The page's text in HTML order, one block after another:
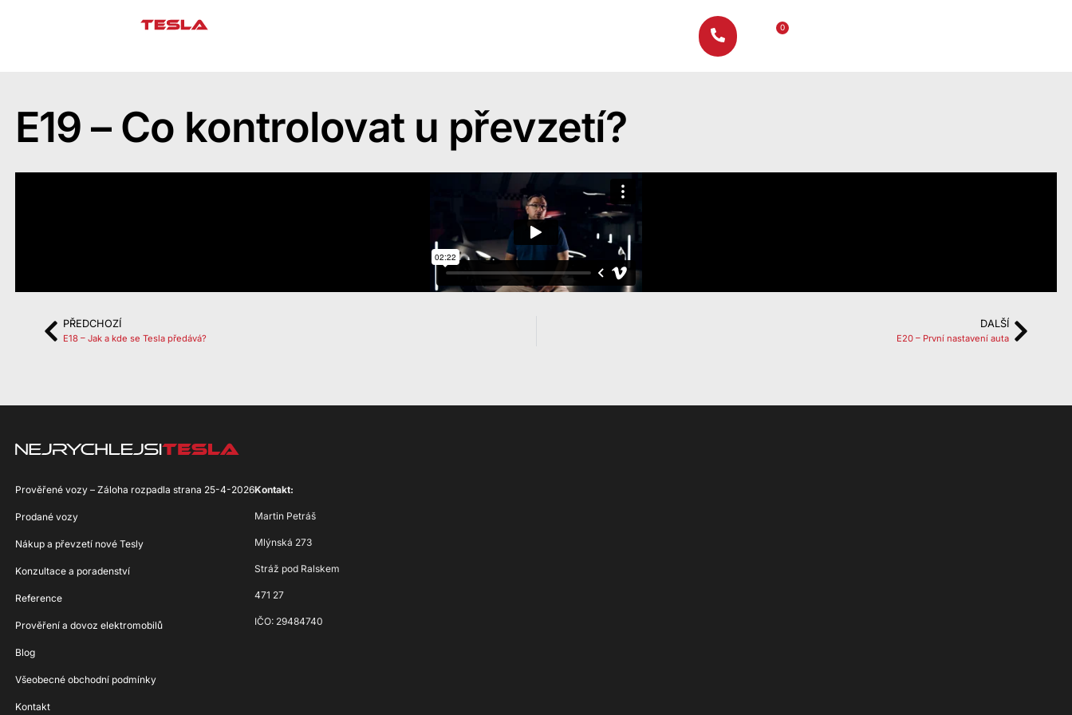
0
E19 – Co kontrolovat u převzetí?
PŘEDCHOZÍ
E18 – Jak a kde se Tesla předává?
DALŠÍ
E20 – První nastavení auta
Prověřené vozy – Záloha rozpadla strana 25-4-2026
Prodané vozy
Nákup a převzetí nové Tesly
Konzultace a poradenství
Reference
Prověření a dovoz elektromobilů
Blog
Všeobecné obchodní podmínky
Kontakt
Kontakt:
Martin Petráš
Mlýnská 273
Stráž pod Ralskem
471 27
IČO: 29484740